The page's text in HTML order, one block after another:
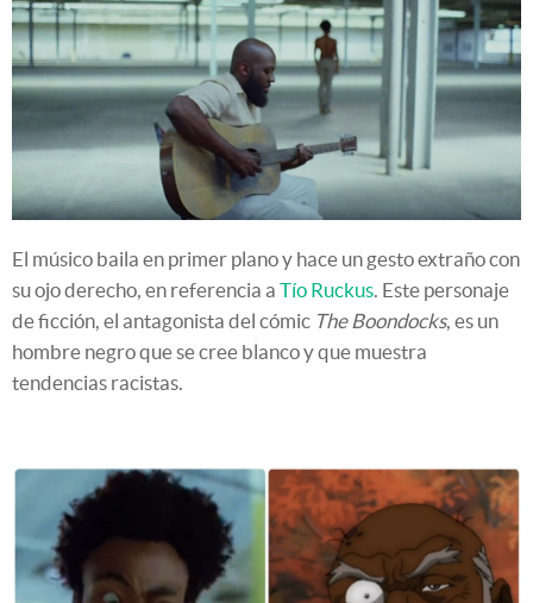
El músico baila en primer plano y hace un gesto extraño con
su ojo derecho, en referencia a Tío Ruckus . Este personaje
de ficción, el antagonista del cómic The Boondocks, es un
hombre negro que se cree blanco y que muestra
tendencias racistas.